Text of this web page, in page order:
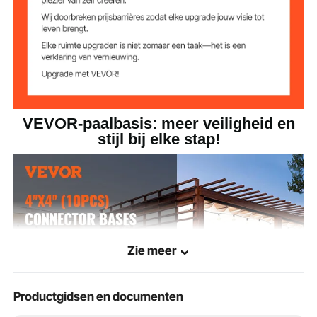
VEVOR-paalbasis: meer veiligheid en
stijl bij elke stap!
Zie meer
Productgidsen en documenten